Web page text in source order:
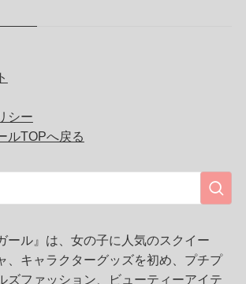
シー
ルTOPへ戻る
ール』は、女の子に人気のスクイー
、キャラクターグッズを初め、プチプ
ズファッション、ビューティーアイテ